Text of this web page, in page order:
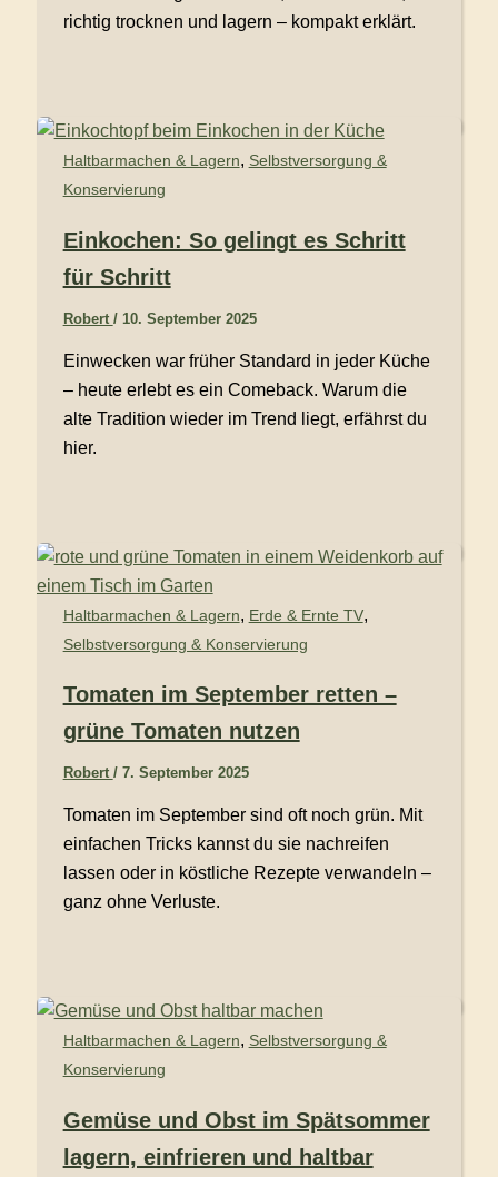
richtig trocknen und lagern – kompakt erklärt.
Haltbarmachen & Lagern, Selbstversorgung &
Konservierung
Einkochen: So gelingt es Schritt
für Schritt
Robert / 10. September 2025
Einwecken war früher Standard in jeder Küche
– heute erlebt es ein Comeback. Warum die
alte Tradition wieder im Trend liegt, erfährst du
hier.
Haltbarmachen & Lagern, Erde & Ernte TV,
Selbstversorgung & Konservierung
Tomaten im September retten –
grüne Tomaten nutzen
Robert / 7. September 2025
Tomaten im September sind oft noch grün. Mit
einfachen Tricks kannst du sie nachreifen
lassen oder in köstliche Rezepte verwandeln –
ganz ohne Verluste.
Haltbarmachen & Lagern, Selbstversorgung &
Konservierung
Gemüse und Obst im Spätsommer
lagern, einfrieren und haltbar